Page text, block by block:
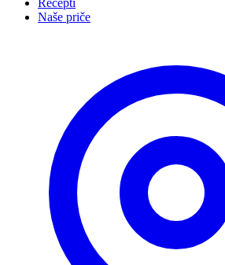
Recepti
Naše priče